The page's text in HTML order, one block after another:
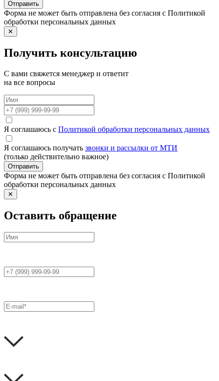
Отправить
Форма не может быть отправлена без согласия с Политикой
обработки персональных данных
✕
Получить консультацию
С вами свяжется менеджер и ответит
на все вопросы
Я соглашаюсь с Политикой обработки персональных данных
Я соглашаюсь получать звонки и рассылки от МТИ
(только действительно важное)
Отправить
Форма не может быть отправлена без согласия с Политикой
обработки персональных данных
✕
Оставить обращение